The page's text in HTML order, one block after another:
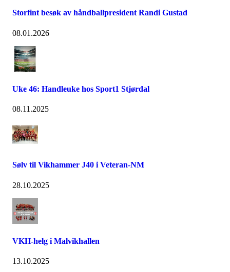
Storfint besøk av håndballpresident Randi Gustad
08.01.2026
Uke 46: Handleuke hos Sport1 Stjørdal
08.11.2025
Sølv til Vikhammer J40 i Veteran-NM
28.10.2025
VKH-helg i Malvikhallen
13.10.2025